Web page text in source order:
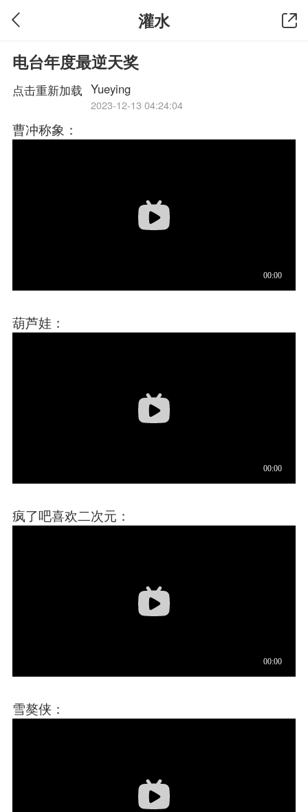
灌水
电台年度最逆天奖
点击重新加载 Yueying
2023-12-13 04:24:04
曹冲称象：
葫芦娃：
疯了吧喜欢二次元：
雪獒侠：